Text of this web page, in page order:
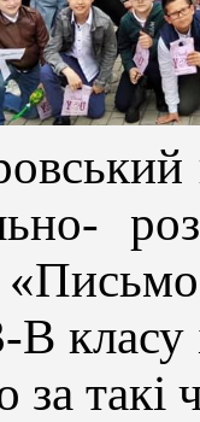
В
такі